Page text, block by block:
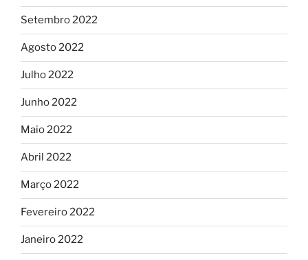
Setembro 2022
Agosto 2022
Julho 2022
Junho 2022
Maio 2022
Abril 2022
Março 2022
Fevereiro 2022
Janeiro 2022